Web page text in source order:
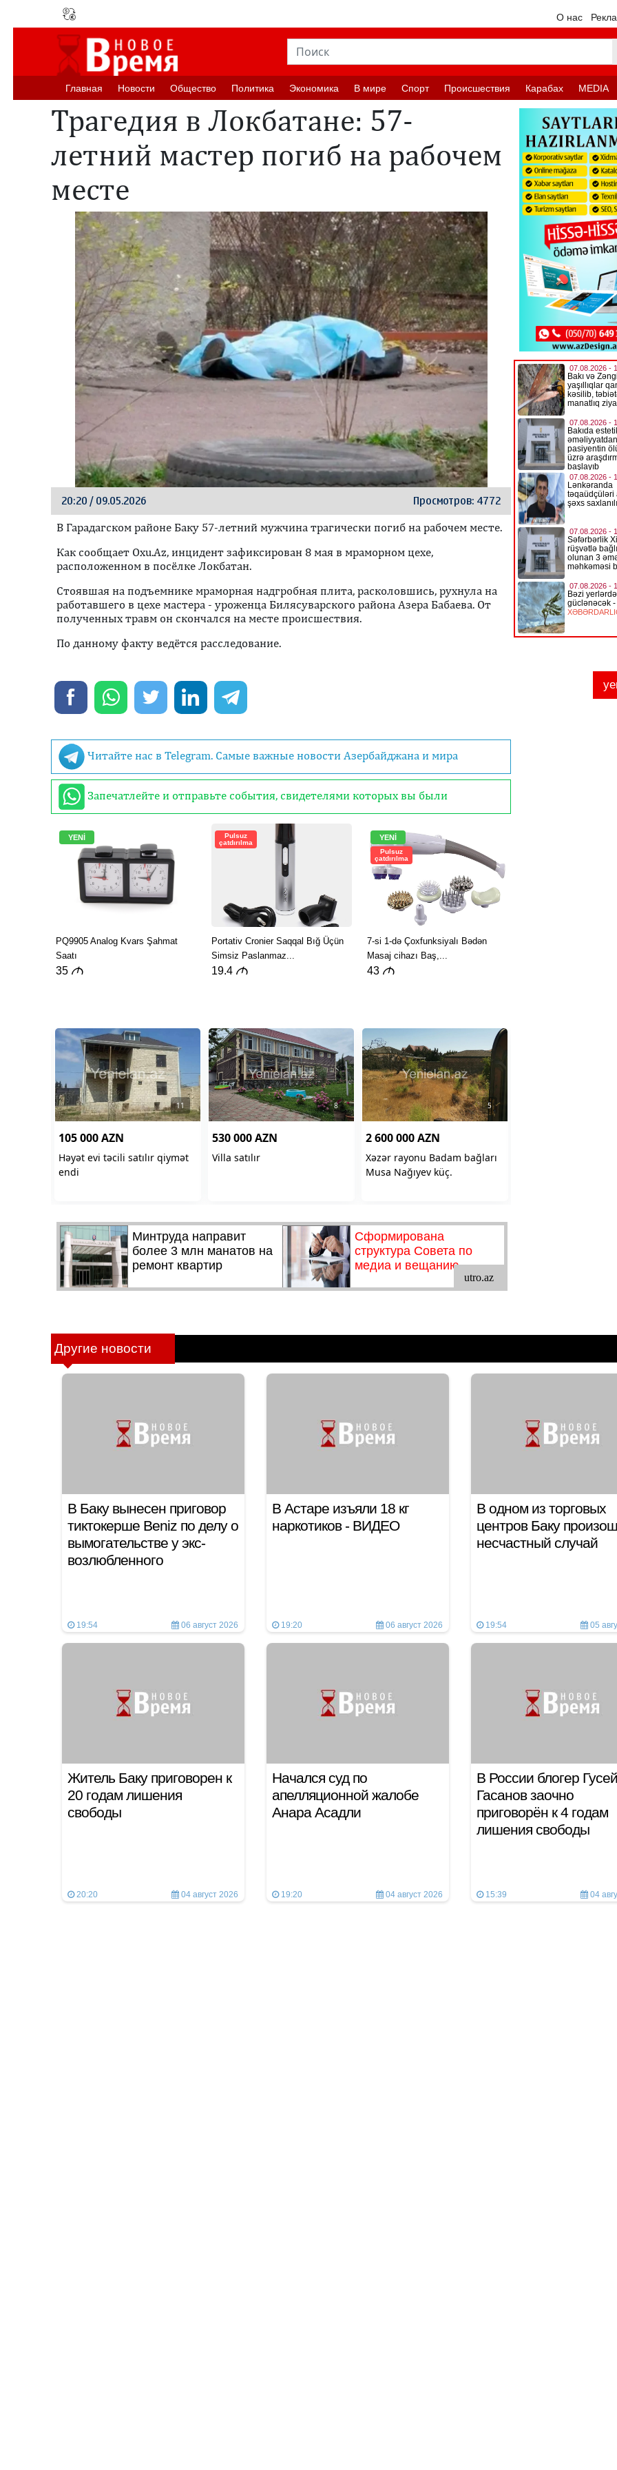
О нас
Главная Новости Oбщество Политика Экономика В мире Спорт Происшествия Карабах MEDIA
Трагедия в Локбатане: 57-
летний мастер погиб на рабочем
месте
20:20 / 09.05.2026 Просмотров: 4772
В Гарадагском районе Баку 57-летний мужчина трагически погиб на рабочем месте.
Как сообщает Oxu.Az, инцидент зафиксирован 8 мая в мраморном цехе,
расположенном в посёлке Локбатан.
Стоявшая на подъемнике мраморная надгробная плита, расколовшись, рухнула на
работавшего в цехе мастера - уроженца Билясуварского района Азера Бабаева. От
полученных травм он скончался на месте происшествия.
По данному факту ведётся расследование.
Читайте нас в Telegram. Самые важные новости Азербайджана и мира
Запечатлейте и отправьте события, свидетелями которых вы были
Другие новости
В Баку вынесен приговор
тиктокерше Beniz по делу о
вымогательстве у экс-
возлюбленного
19:54 06 август 2026
В Астаре изъяли 18 кг
наркотиков - ВИДЕО
19:20 06 август 2026
В одном из торговых
центров Баку
несчастный случай
19:54 05
Житель Баку приговорен к
20 годам лишения
свободы
20:20 04 август 2026
Начался суд по
апелляционной жалобе
Анара Асадли
19:20 04 август 2026
В России блогер
Гасанов заочно
приговорён к 4 годам
лишения свободы
15:39 04